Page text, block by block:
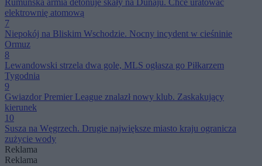
Rumuńska armia detonuje skały na Dunaju. Chce uratować
elektrownię atomową
7
Niepokój na Bliskim Wschodzie. Nocny incydent w cieśninie
Ormuz
8
Lewandowski strzela dwa gole, MLS ogłasza go Piłkarzem
Tygodnia
9
Gwiazdor Premier League znalazł nowy klub. Zaskakujący
kierunek
10
Susza na Węgrzech. Drugie największe miasto kraju ogranicza
zużycie wody
Reklama
Reklama